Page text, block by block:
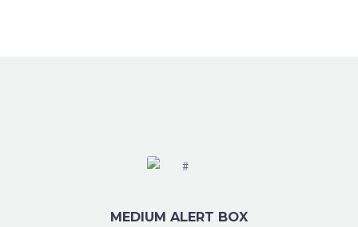
MEDIUM ALERT BOX